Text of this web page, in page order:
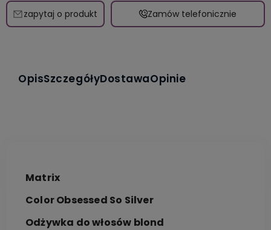
zapytaj o produkt Zamów telefonicznie
OpisSzczegółyDostawaOpinie
Matrix
Color Obsessed So Silver
Odżywka do włosów blond